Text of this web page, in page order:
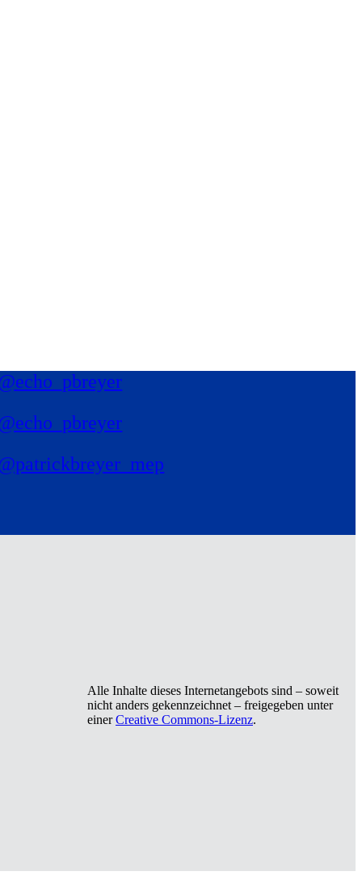
Alle Inhalte dieses Internetangebots sind – soweit
nicht anders gekennzeichnet – freigegeben unter
einerCreative Commons-Lizenz.